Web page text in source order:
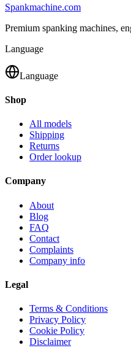
Spankmachine.com
Premium spanking machines,
Language
Language
Shop
All models
Shipping
Returns
Order lookup
Company
About
Blog
FAQ
Contact
Complaints
Company info
Legal
Terms & Conditions
Privacy Policy
Cookie Policy
Disclaimer